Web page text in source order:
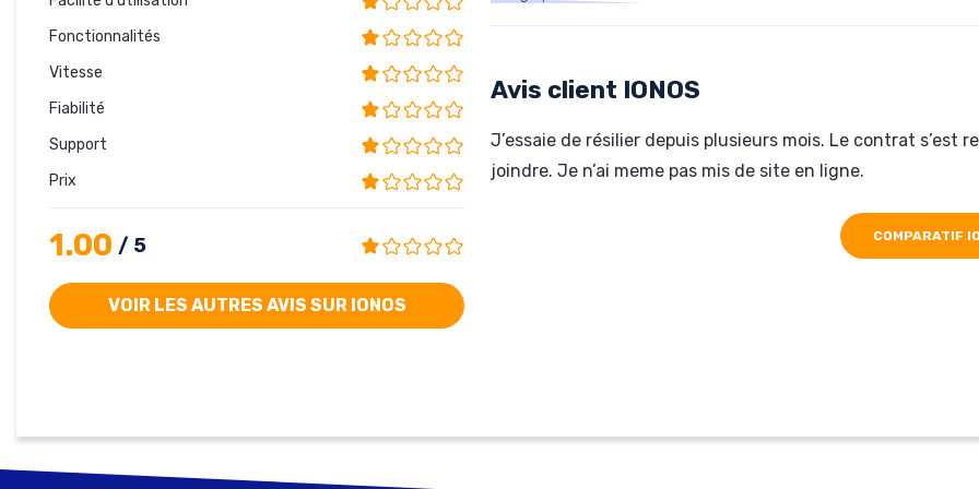
Fonctionnalités
Vitesse
Fiabilité
Support
Prix
1.00 / 5
VOIR LES AUTRES AVIS SUR IONOS
Avis client IONOS
J’essaie de résilier depuis plusieurs mois. Le contrat s’est
joindre. Je n’ai meme pas mis de site en ligne.
COMPARATIF